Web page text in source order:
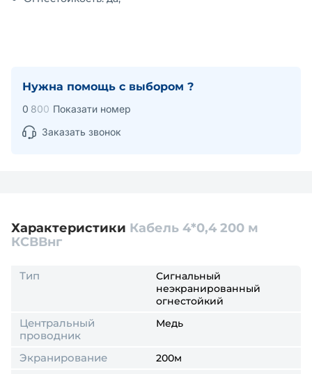
Нужна помощь с выбором ?
0 800 Показати номер
Заказать звонок
Характеристики Кабель 4*0,4 200 м
КСВВнг
Тип
Сигнальный
неэкранированный
огнестойкий
Центральный
проводник
Медь
Экранирование 200м